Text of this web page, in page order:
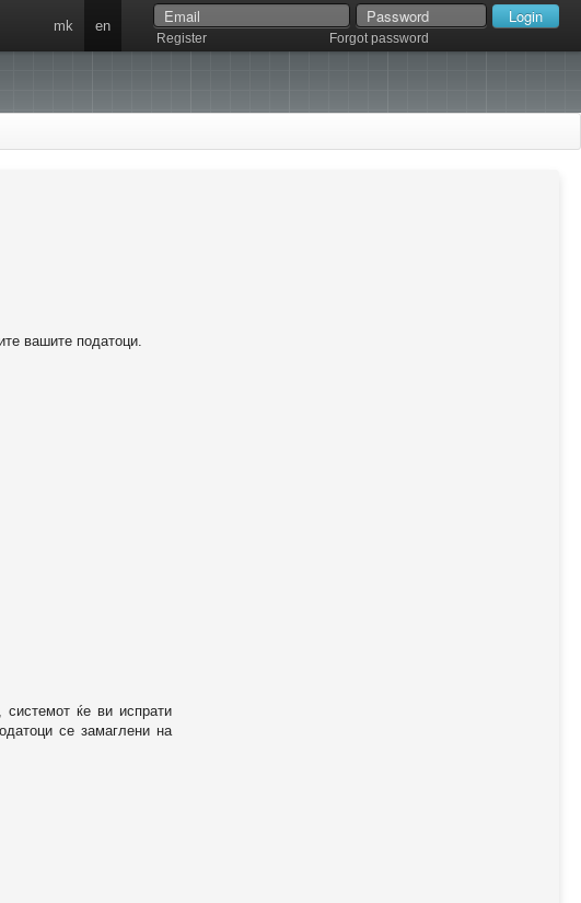
Register Forgot password
mk en
вашите податоци.
ќе ви испрати
се замаглени на